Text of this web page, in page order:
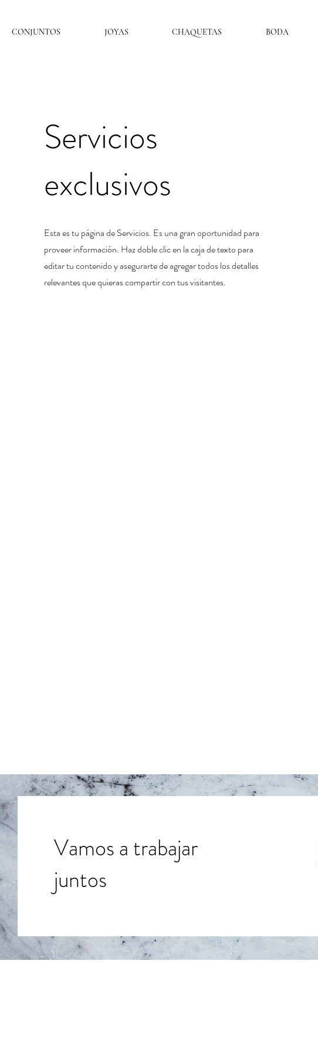
CONJUNTOS JOYAS CHAQUETAS BODA
Servicios
exclusivos
Esta es tu página de Servicios. Es una gran oportunidad para
proveer información. Haz doble clic en la caja de texto para
editar tu contenido y asegurarte de agregar todos los detalles
relevantes que quieras compartir con tus visitantes.
Vamos a trabajar
juntos